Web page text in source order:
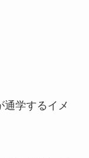
通学するイメ